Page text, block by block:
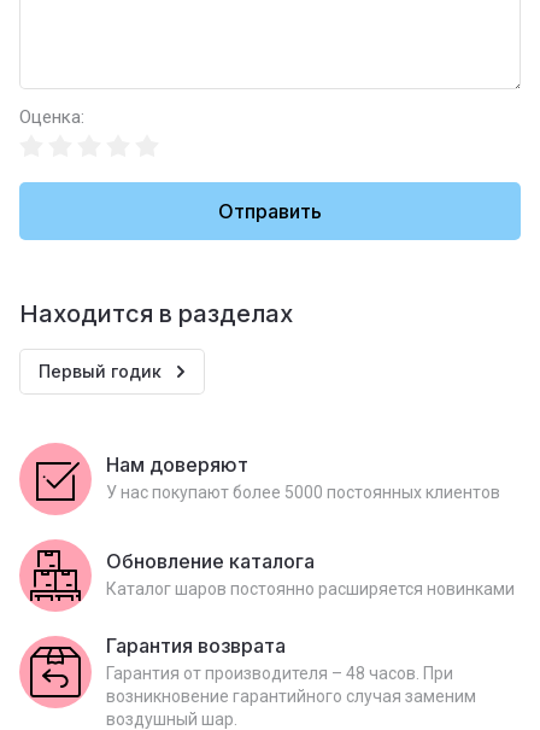
Оценка:
Отправить
Находится в разделах
Первый годик
Нам доверяют
У нас покупают более 5000 постоянных клиентов
Обновление каталога
Каталог шаров постоянно расширяется новинками
Гарантия возврата
Гарантия от производителя – 48 часов. При
возникновение гарантийного случая заменим
воздушный шар.